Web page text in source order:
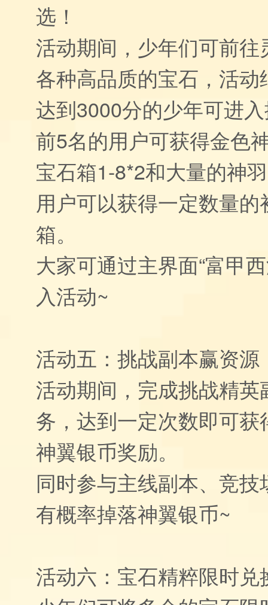
选！
活动期间，少年们可前
各种高品质的宝石，活
达到3000分的少年可进
前5名的用户可获得金色
宝石箱1-8*2和大量的神
用户可以获得一定数量
箱。
大家可通过主界面“富甲
入活动~
活动五：挑战副本赢资源
活动期间，完成挑战精
务，达到一定次数即可
神翼银币奖励。
同时参与主线副本、竞
有概率掉落神翼银币~
活动六：宝石精粹限时兑